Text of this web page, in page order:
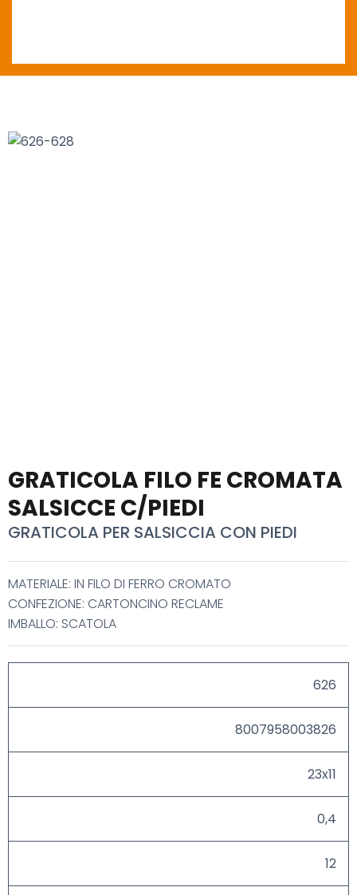
GRATICOLA FILO FE CROMATA
SALSICCE C/PIEDI
GRATICOLA PER SALSICCIA CON PIEDI
MATERIALE: IN FILO DI FERRO CROMATO
CONFEZIONE: CARTONCINO RECLAME
IMBALLO: SCATOLA
626
8007958003826
23x11
0,4
12